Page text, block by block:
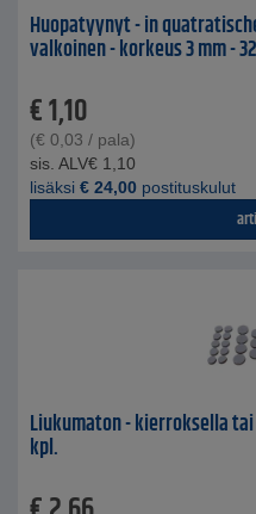
Huopatyynyt - in
valkoinen - korkeus 3 mm -
€1,10
(€ 0,03 / pala)
sis. ALV€ 1,10
lisäksi € 24,00 postituskulut
Liukumaton - kierroksella
kpl.